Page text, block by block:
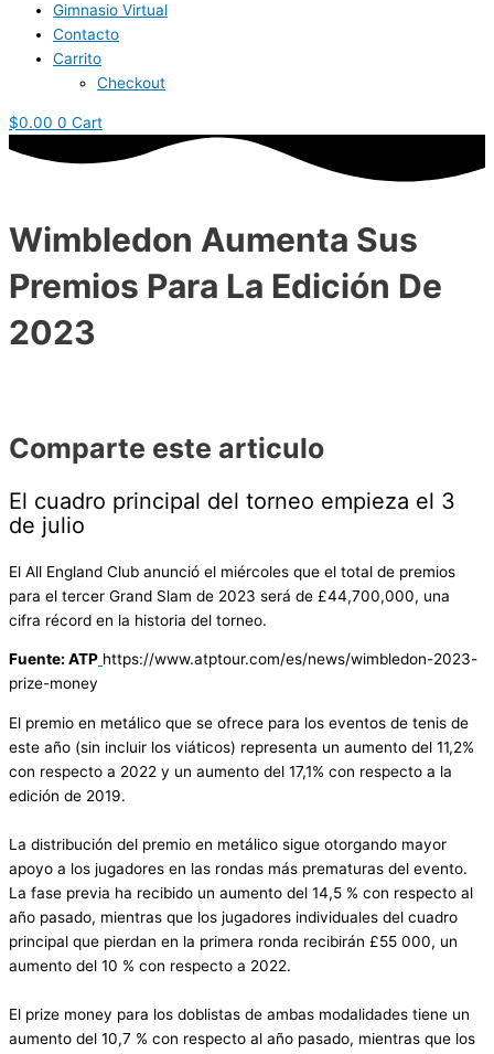
Gimnasio Virtual
Contacto
Carrito
Checkout
$0.00 0 Cart
Wimbledon Aumenta Sus
Premios Para La Edición De
2023
Comparte este articulo
El cuadro principal del torneo empieza el 3
de julio
El All England Club anunció el miércoles que el total de premios
para el tercer Grand Slam de 2023 será de £44,700,000, una
cifra récord en la historia del torneo.
Fuente: ATP https://www.atptour.com/es/news/wimbledon-2023-
prize-money
El premio en metálico que se ofrece para los eventos de tenis de
este año (sin incluir los viáticos) representa un aumento del 11,2%
con respecto a 2022 y un aumento del 17,1% con respecto a la
edición de 2019.
La distribución del premio en metálico sigue otorgando mayor
apoyo a los jugadores en las rondas más prematuras del evento.
La fase previa ha recibido un aumento del 14,5 % con respecto al
año pasado, mientras que los jugadores individuales del cuadro
principal que pierdan en la primera ronda recibirán £55 000, un
aumento del 10 % con respecto a 2022.
El prize money para los doblistas de ambas modalidades tiene un
aumento del 10,7 % con respecto al año pasado, mientras que los